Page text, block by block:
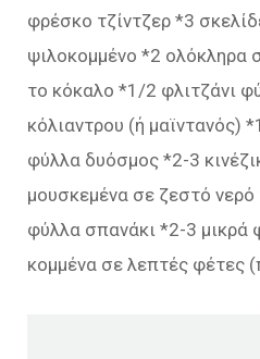
φρέσκο τζίντζερ *3
ψιλοκομμένο *2 ολόκληρα
το κόκαλο *1/2 φλιτζάνι
κόλιαντρου (ή μαϊντανός)
φύλλα δυόσμος *2-3
μουσκεμένα σε ζεστό
φύλλα σπανάκι *2-3 μικρά
κομμένα σε λεπτές φέτες